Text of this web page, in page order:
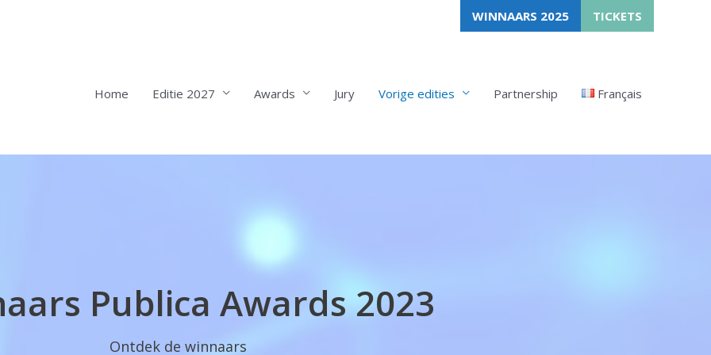
WINNAARS 2025 TICKETS
Home Editie 2027 Awards Jury Vorige edities Partnership Français
Publica Awards 2023
Ontdek de winnaars